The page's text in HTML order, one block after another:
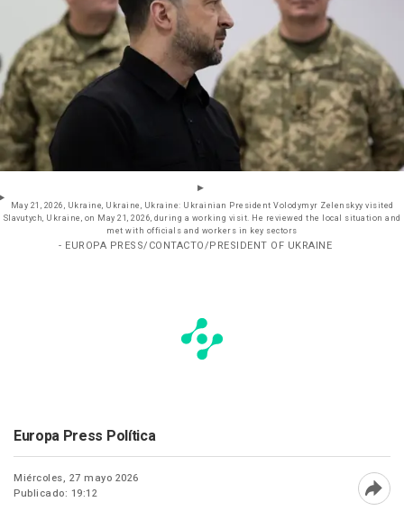
May 21, 2026, Ukraine, Ukraine, Ukraine: Ukrainian President Volodymyr Zelenskyy visited
Slavutych, Ukraine, on May 21, 2026, during a working visit. He reviewed the local situation and
met with officials and workers in key sectors
- EUROPA PRESS/CONTACTO/PRESIDENT OF UKRAINE
Europa Press Política
Miércoles, 27 mayo 2026
Publicado: 19:12